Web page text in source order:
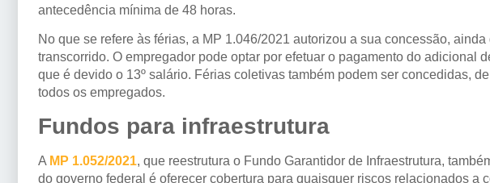
antecedência mínima de 48 horas.
No que se refere às férias, a MP 1.046/2021 autorizou a sua concessão,
transcorrido. O empregador pode optar por efetuar o pagamento do adicional
que é devido o 13º salário. Férias coletivas também podem ser concedidas,
todos os empregados.
Fundos para infraestrutura
A MP 1.052/2021, que reestrutura o Fundo Garantidor de Infraestrutura,
do governo federal é oferecer cobertura para quaisquer riscos relacionados a